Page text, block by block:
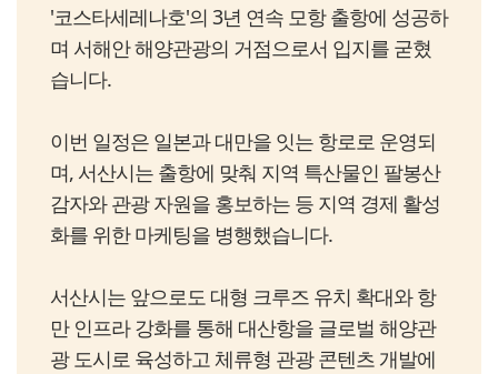
'코스타세레나호'의 3년 연속 모항 출항에 성공하
며 서해안 해양관광의 거점으로서 입지를 굳혔
습니다.
이번 일정은 일본과 대만을 잇는 항로로 운영되
며, 서산시는 출항에 맞춰 지역 특산물인 팔봉산
감자와 관광 자원을 홍보하는 등 지역 경제 활성
화를 위한 마케팅을 병행했습니다.
서산시는 앞으로도 대형 크루즈 유치 확대와 항
만 인프라 강화를 통해 대산항을 글로벌 해양관
광 도시로 육성하고 체류형 관광 콘텐츠 개발에